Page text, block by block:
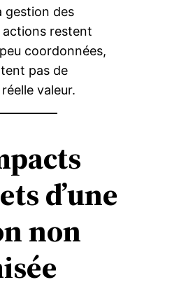
gestion des
actions restent
coordonnées,
pas de
valeur.
d’une
non